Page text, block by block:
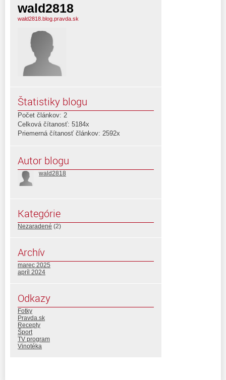
wald2818
wald2818.blog.pravda.sk
Štatistiky blogu
Počet článkov: 2
Celková čítanosť: 5184x
Priemerná čítanosť článkov: 2592x
Autor blogu
wald2818
Kategórie
Nezaradené (2)
Archív
marec 2025
apríl 2024
Odkazy
Fotky
Pravda.sk
Recepty
Šport
TV program
Vinotéka